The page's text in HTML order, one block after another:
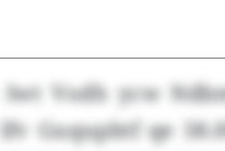
Iwt Vodh ycw
Guqupbtf qe